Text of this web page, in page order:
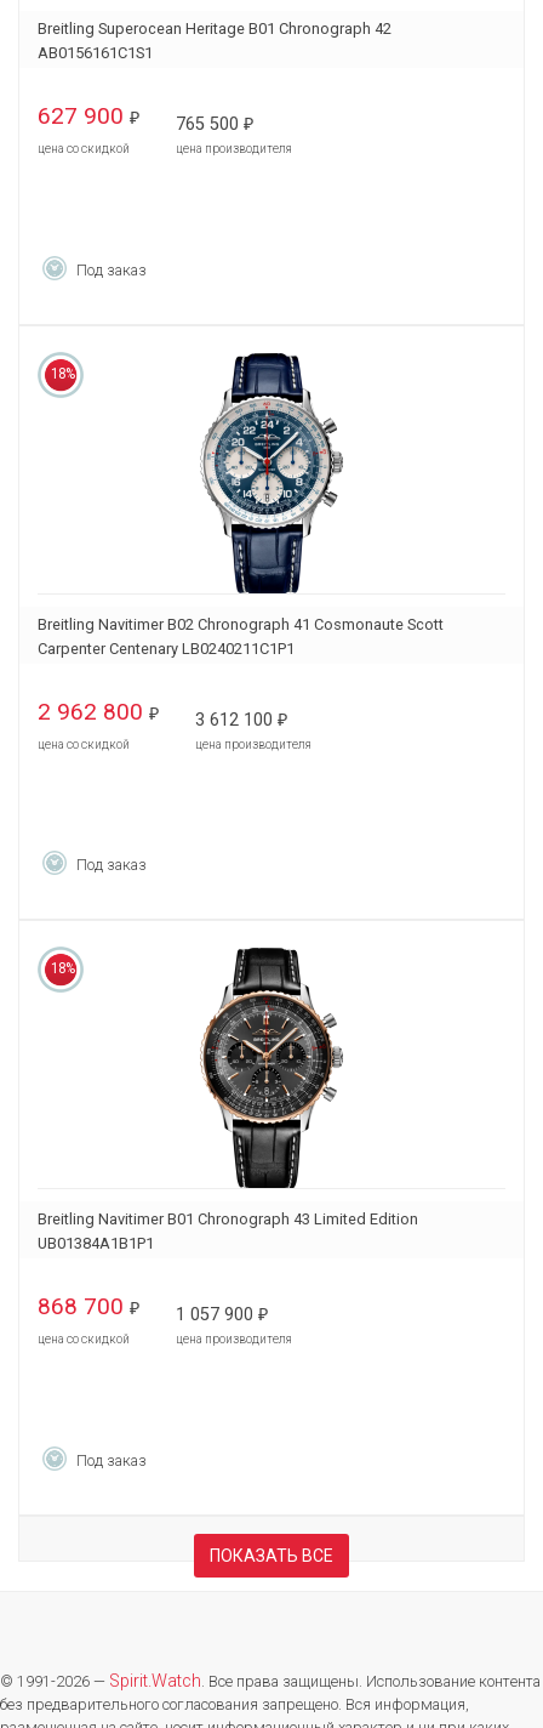
Breitling Superocean Heritage B01 Chronograph 42
AB0156161C1S1
627 900 ₽
цена со скидкой
765 500 ₽
цена производителя
Под заказ
18%
Breitling Navitimer B02 Chronograph 41 Cosmonaute Scott
Carpenter Centenary LB0240211C1P1
2 962 800 ₽
цена со скидкой
3 612 100 ₽
цена производителя
Под заказ
18%
Breitling Navitimer B01 Chronograph 43 Limited Edition
UB01384A1B1P1
868 700 ₽
цена со скидкой
1 057 900 ₽
цена производителя
Под заказ
ПОКАЗАТЬ ВСЕ
© 1991-2026 — Spirit.Watch. Все права защищены. Использование контента
без предварительного согласования запрещено. Вся информация,